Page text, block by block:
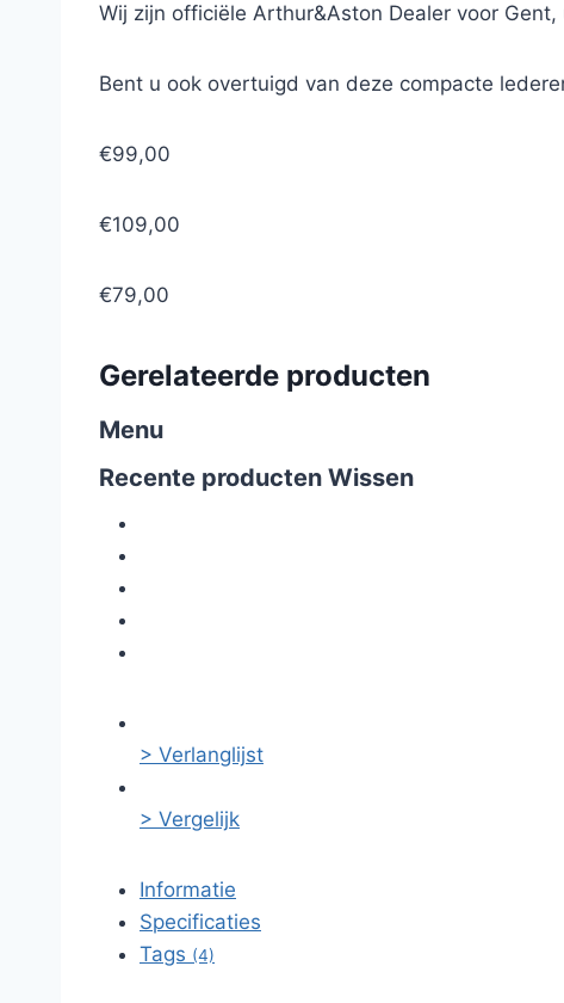
Wij zijn officiële Arthur&Aston Dealer voor
Bent u ook overtuigd van deze compacte
€99,00
€109,00
€79,00
Gerelateerde producten
Menu
Recente producten Wissen
> Verlanglijst
> Vergelijk
Informatie
Specificaties
Tags (4)